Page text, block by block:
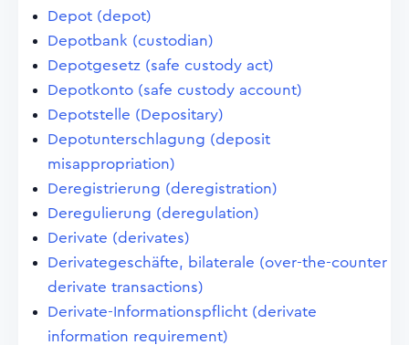
Depot (depot)
Depotbank (custodian)
Depotgesetz (safe custody act)
Depotkonto (safe custody account)
Depotstelle (Depositary)
Depotunterschlagung (deposit
misappropriation)
Deregistrierung (deregistration)
Deregulierung (deregulation)
Derivate (derivates)
Derivategeschäfte, bilaterale (over-the-counter
derivate transactions)
Derivate-Informationspflicht (derivate
information requirement)